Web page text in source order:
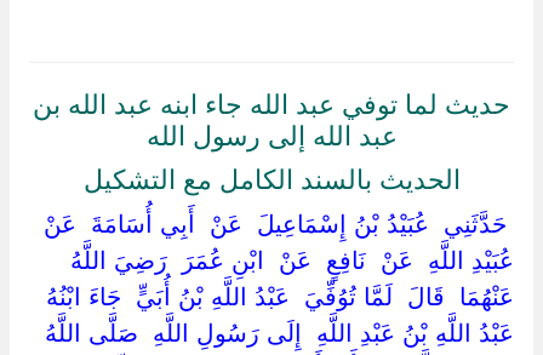
حديث لما توفي عبد الله جاء ابنه عبد الله بن
عبد الله إلى رسول الله
الحديث بالسند الكامل مع التشكيل
‏ ‏حَدَّثَنِي ‏ ‏عُبَيْدُ بْنُ إِسْمَاعِيلَ ‏ ‏عَنْ ‏ ‏أَبِي أُسَامَةَ ‏ ‏عَنْ ‏
‏عُبَيْدِ اللَّهِ ‏ ‏عَنْ ‏ ‏نَافِعٍ ‏ ‏عَنْ ‏ ‏ابْنِ عُمَرَ ‏ ‏رَضِيَ اللَّهُ
عَنْهُمَا ‏ ‏قَالَ ‏ ‏لَمَّا تُوُفِّيَ ‏ ‏عَبْدُ اللَّهِ بْنُ أُبَيٍّ ‏ ‏جَاءَ ابْنُهُ ‏
‏عَبْدُ اللَّهِ بْنُ عَبْدِ اللَّهِ ‏ ‏إِلَى رَسُولِ اللَّهِ ‏ ‏صَلَّى اللَّهُ